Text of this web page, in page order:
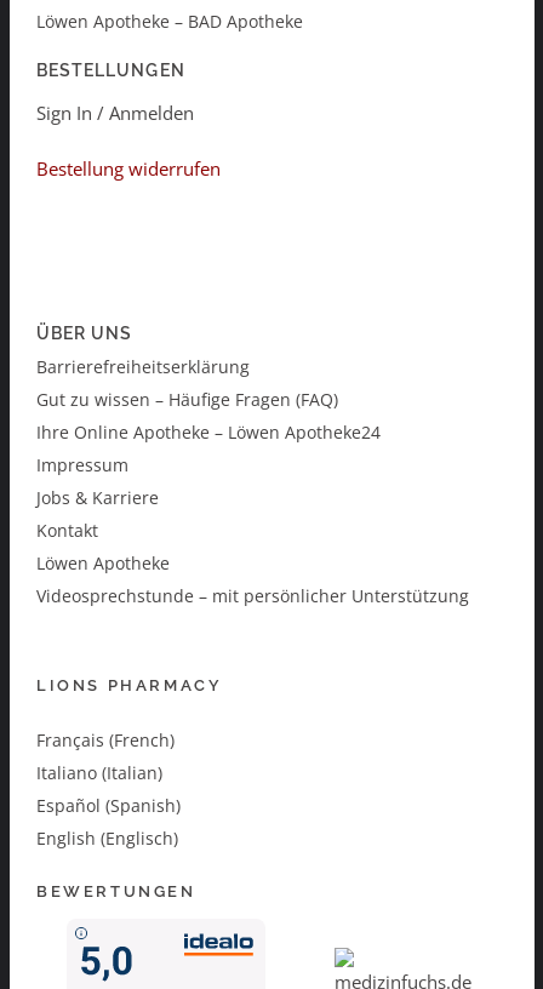
Löwen Apotheke – BAD Apotheke
BESTELLUNGEN
Sign In / Anmelden
Bestellung widerrufen
ÜBER UNS
Barrierefreiheitserklärung
Gut zu wissen – Häufige Fragen (FAQ)
Ihre Online Apotheke – Löwen Apotheke24
Impressum
Jobs & Karriere
Kontakt
Löwen Apotheke
Videosprechstunde – mit persönlicher Unterstützung
LIONS PHARMACY
Français (French)
Italiano (Italian)
Español (Spanish)
English (Englisch)
BEWERTUNGEN